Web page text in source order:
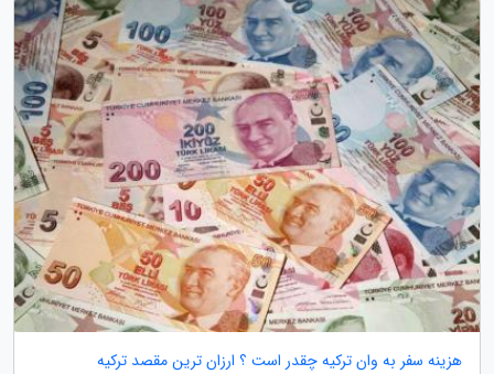
هزینه سفر به وان ترکیه چقدر است ؟ ارزان ترین مقصد ترکیه